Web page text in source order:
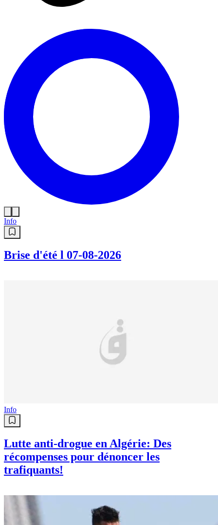
Info
Brise d'été l 07-08-2026
Info
Lutte anti-drogue en Algérie: Des
récompenses pour dénoncer les
trafiquants!